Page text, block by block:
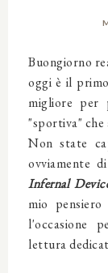
Buongiorno
oggi è il
migliore per
"sportiva" che
Non state
ovviamente
Infernal
mio
l'occasione
lettura